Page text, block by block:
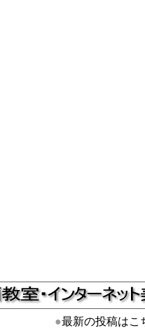
●最新の投稿は